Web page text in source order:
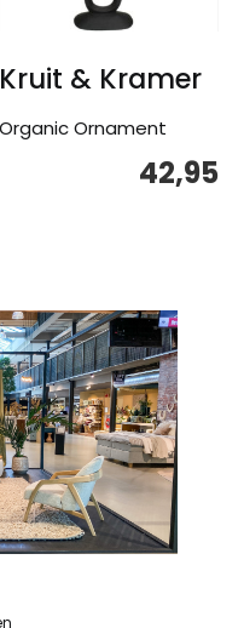
Kruit & Kramer
Organic Ornament
42,95